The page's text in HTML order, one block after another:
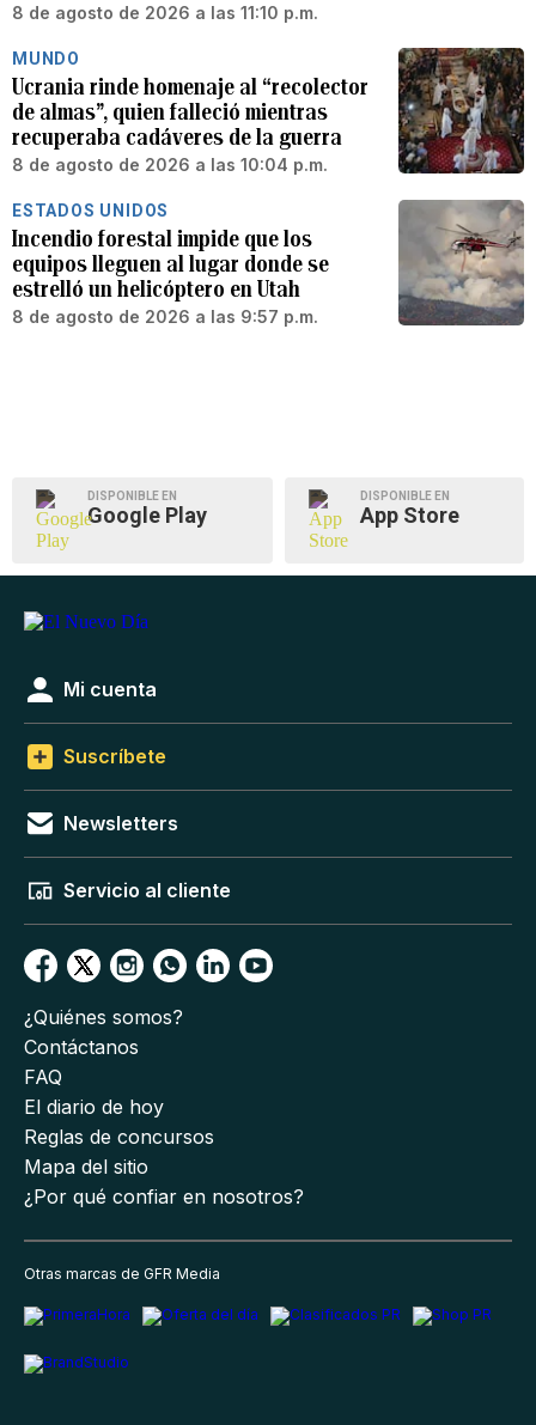
8 de agosto de 2026 a las 11:10 p.m.
MUNDO
Ucrania rinde homenaje al “recolector
de almas”, quien falleció mientras
recuperaba cadáveres de la guerra
8 de agosto de 2026 a las 10:04 p.m.
ESTADOS UNIDOS
Incendio forestal impide que los
equipos lleguen al lugar donde se
estrelló un helicóptero en Utah
8 de agosto de 2026 a las 9:57 p.m.
DISPONIBLE EN
Google Play
DISPONIBLE EN
App Store
Mi cuenta
Suscríbete
Newsletters
Servicio al cliente
¿Quiénes somos?
Contáctanos
FAQ
El diario de hoy
Reglas de concursos
Mapa del sitio
¿Por qué confiar en nosotros?
Otras marcas de GFR Media